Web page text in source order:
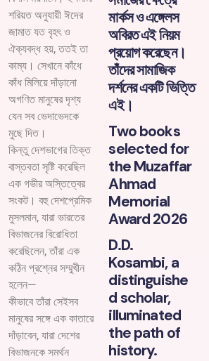
শরিয়ত অনুযায়ী ঈদের
জামাত যত বৃহৎ ও
ঐক্যবদ্ধ হয়, ততই তা
কাম্য। সেখানে কাঁধে
কাঁধ মিলিয়ে দাঁড়ানো
অগণিত মানুষের দৃশ্য
যেন সব ভেদাভেদকে
মুছে দিত।
কিন্তু দেশভাগের তিক্ত
বাস্তবতা সৃষ্টি করেছিল
এক গভীর অস্তিত্বের
সংকট। বহু দেশপ্রেমিক
মুসলমান, যারা ভারতের
বিভাজনের বিরোধিতা
করেছিলেন, তাঁরা এক
কঠিন প্রশ্নের সম্মুখীন
হলেন—
কীভাবে তাঁরা সেইসব
মানুষের সঙ্গে এক কাতারে
দাঁড়াবেন, যারা দেশের
বিভাজনকে সমর্থন
মার্কস ও এঙ্গেলস
অবিরত এই নিয়ম
প্রয়োগ করেছেন।
তাঁদের সামাজিক
দর্শনের একটি ভিত্তি
এই।
Two books
selected for
the Muzaffar
Ahmad
Memorial
Award 2026
D.D.
Kosambi, a
distinguishe
d scholar,
illuminated
the path of
history.